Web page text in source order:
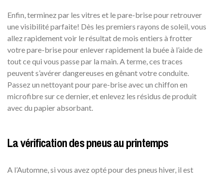
Enfin, terminez par les vitres et le pare-brise pour retrouver
une visibilité parfaite! Dès les premiers rayons de soleil, vous
allez rapidement voir le résultat de mois entiers à frotter
votre pare-brise pour enlever rapidement la buée à l’aide de
tout ce qui vous passe par la main. A terme, ces traces
peuvent s’avérer dangereuses en gênant votre conduite.
Passez un nettoyant pour pare-brise avec un chiffon en
microfibre sur ce dernier, et enlevez les résidus de produit
avec du papier absorbant.
La vérification des pneus au printemps
A l’Automne, si vous avez opté pour des pneus hiver, il est